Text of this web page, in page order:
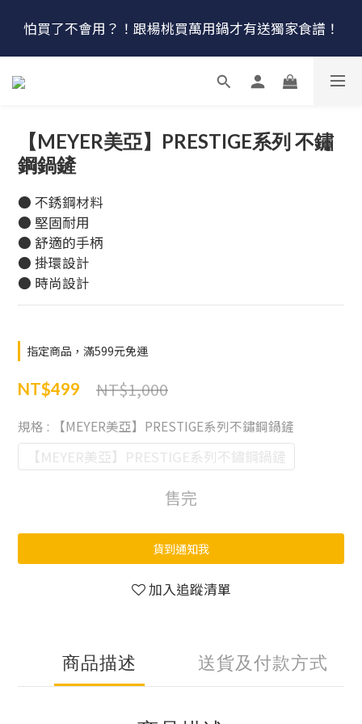
🔴最後100組↘$1780 (原$2180) HausChef 十合一全能
鍋
怕買了不會用？！跟楊桃買萬用鍋才有送獨家食譜！
🔥燕三條．職人手工🔥日本Arnest 武 Rn 輕量雙口鐵
🔴最後100組↘$1780 (原$2180) HausChef 十合一全能
鍋
【MEYER美亞】PRESTIGE系列 不鏽
鋼鍋鏟
● 不銹鋼材料
● 堅固耐用
● 舒適的手柄
● 掛環設計
● 時尚設計
指定商品，滿599元免運
NT$1,000
NT$499
規格 : 【MEYER美亞】PRESTIGE系列不鏽鋼鍋鏟
【MEYER美亞】PRESTIGE系列不鏽鋼鍋鏟
售完
貨到通知我
加入追蹤清單
商品描述 送貨及付款方式